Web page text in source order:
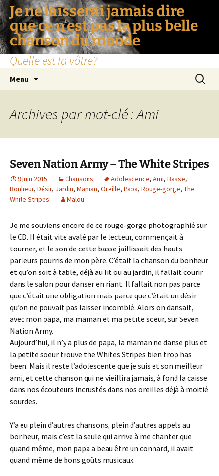
Je ne laisserai jamais dire
que ce n'est pas la plus belle
chanson du monde
Quelle est la vôtre?
Menu
Archives par mot-clé : Ami
Seven Nation Army – The White Stripes
9 juin 2015 Chansons Adolescence, Ami, Basse,
Bonheur, Désir, Jardin, Maman, Oreille, Papa, Rouge-gorge, The
White Stripes
Malou
Je me souviens encore de ce rouge-gorge photographié sur
le CD. Il était vite avalé par le lecteur, commençait à
tourner, et le son de cette basse jaillissait des hauts
parleurs pourris de mon père. C’était la chanson du bonheur
et qu’on soit à table, déjà au lit ou au jardin, il fallait courir
dans le salon pour danser en riant. Il fallait non pas parce
que c’était une obligation mais parce que c’était un désir
qu’on ne pouvait pas laisser incomblé. Alors on dansait,
avec mon papa, ma maman et ma petite soeur, sur Seven
Nation Army.
Aujourd’hui, il n’y a plus de papa, la maman ne danse plus et
la petite soeur trouve the Whites Stripes bien trop has
been. Mais il reste l’adolescente que je suis et son meilleur
ami, et cette chanson qui ne vieillira jamais, à fond la caisse
dans nos écouteurs incrustés dans nos oreilles déjà à moitié
sourdes.
Y’a eu plein d’autres chansons, plein d’autres appels au
bonheur, mais c’est la seule qui arrive à me chanter que
quand même, mon papa a beau être un connard, il avait
quand même de bons goûts musicaux.